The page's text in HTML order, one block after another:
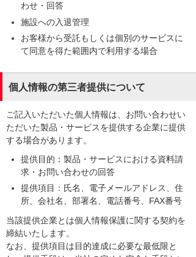
わせ・回答
施設への入退管理
お客様から受託もしくは個別のサービスに
て同意を得た範囲内で利用する場合
個人情報の第三者提供について
ご記入いただいた個人情報は、お問い合わせい
ただいた製品・サービスを提供する企業に提供
する場合があります。
提供目的：製品・サービスにおける資料請
求・お問い合わせの回答
提供項目：氏名、電子メールアドレス、住
所、会社名、部署名、電話番号、FAX番号
当該提供企業とは個人情報保護に関する契約を
締結いたします。
なお、提供項目は目的達成に必要な最低限と